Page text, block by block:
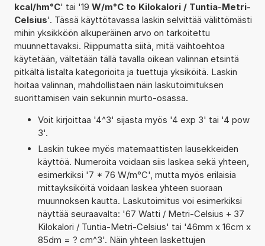
kcal/hm°C' tai '19 W/m°C to Kilokalori / Tuntia-Metri-
Celsius'. Tässä käyttötavassa laskin selvittää välittömästi
mihin yksikköön alkuperäinen arvo on tarkoitettu
muunnettavaksi. Riippumatta siitä, mitä vaihtoehtoa
käytetään, vältetään tällä tavalla oikean valinnan etsintä
pitkältä listalta kategorioita ja tuettuja yksiköitä. Laskin
hoitaa valinnan, mahdollistaen näin laskutoimituksen
suorittamisen vain sekunnin murto-osassa.
Voit kirjoittaa '4^3' sijasta myös '4 exp 3' tai '4 pow
3'.
Laskin tukee myös matemaattisten lausekkeiden
käyttöä. Numeroita voidaan siis laskea sekä yhteen,
esimerkiksi '7 * 76 W/m°C', mutta myös erilaisia
mittayksiköitä voidaan laskea yhteen suoraan
muunnoksen kautta. Laskutoimitus voi esimerkiksi
näyttää seuraavalta: '67 Watti / Metri-Celsius + 37
Kilokalori / Tuntia-Metri-Celsius' tai '46mm x 16cm x
85dm = ? cm^3'. Näin yhteen laskettujen